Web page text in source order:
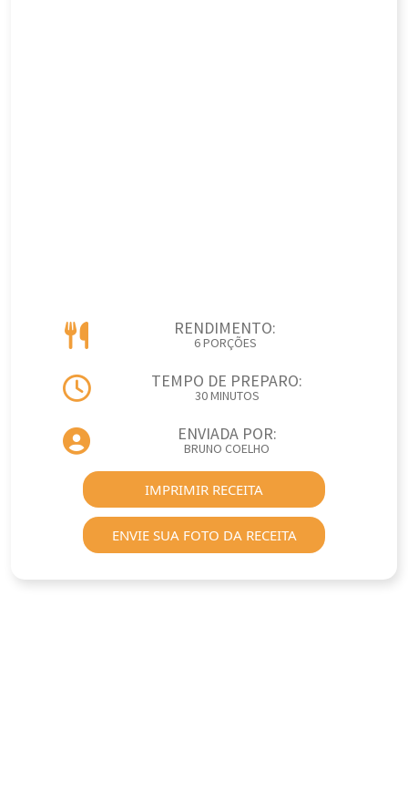
RENDIMENTO:
6 PORÇÕES
TEMPO DE PREPARO:
30 MINUTOS
ENVIADA POR:
BRUNO COELHO
IMPRIMIR RECEITA
ENVIE SUA FOTO DA RECEITA